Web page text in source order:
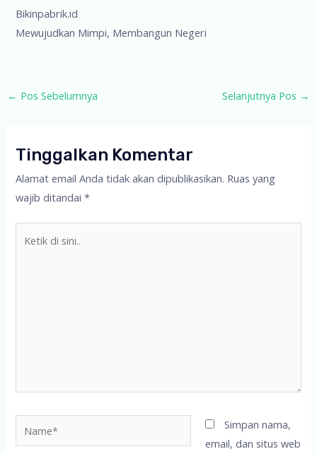
Bikinpabrik.id
Mewujudkan Mimpi, Membangun Negeri
Post
← Pos Sebelumnya Selanjutnya Pos →
Tinggalkan Komentar
Alamat email Anda tidak akan dipublikasikan. Ruas yang
wajib ditandai*
Simpan nama,
email, dan situs web